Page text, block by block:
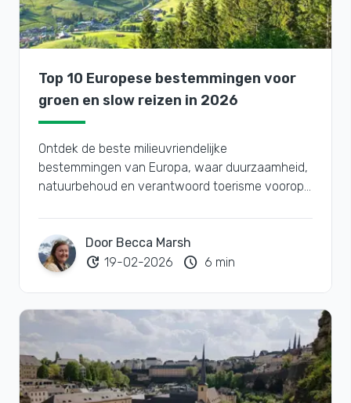
Top 10 Europese bestemmingen voor
groen en slow reizen in 2026
Ontdek de beste milieuvriendelijke
bestemmingen van Europa, waar duurzaamheid,
natuurbehoud en verantwoord toerisme voorop
Door Becca Marsh
update 19-02-2026 schedule 6 min